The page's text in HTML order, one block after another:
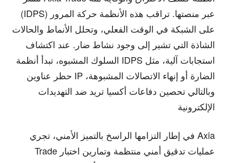
(IDPS) عبر منصتها. تراقب هذه الأنظمة حركة المرور
على الشبكة في الوقت الفعلي، وتحلل الأنماط والحالات
الشاذة التي تشير إلى وجود نشاط ضار. عند اكتشاف
السلوك المشبوه، تبدأ أنظمة IDPS استجابات آلية، مثل
حظر عناوين IP الضارة أو إنهاء الاتصالات المشبوهة،
وبالتالي تحصين دفاعات أكسيا تريد ضد التهديدات
الإلكترونية
في إطار التزامها الراسخ بالتميز الأمني، تجري Axia
Trade عمليات تدقيق أمني منتظمة وتمارين اختبار